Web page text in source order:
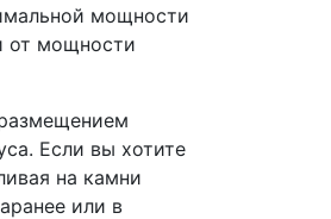
мощности
от мощности
Если вы хотите
на камни
или в